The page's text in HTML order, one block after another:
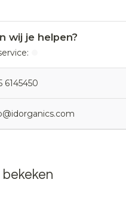
wij je helpen?
6145450